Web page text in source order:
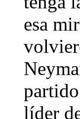
esa
líder